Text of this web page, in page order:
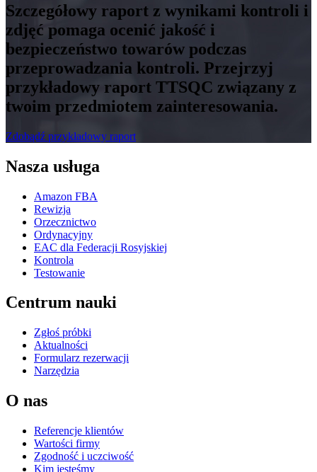
Szczegółowy raport z wynikami kontroli i
zdjęć pomaga ocenić jakość i
bezpieczeństwo towarów podczas
przeprowadzania kontroli. Przejrzyj
przykładowy raport TTSQC związany z
twoim przedmiotem zainteresowania.
Zdobądź przykładowy raport
Nasza usługa
Amazon FBA
Rewizja
Orzecznictwo
Ordynacyjny
EAC dla Federacji Rosyjskiej
Kontrola
Testowanie
Centrum nauki
Zgłoś próbki
Aktualności
Formularz rezerwacji
Narzędzia
O nas
Referencje klientów
Wartości firmy
Zgodność i uczciwość
Kim jesteśmy